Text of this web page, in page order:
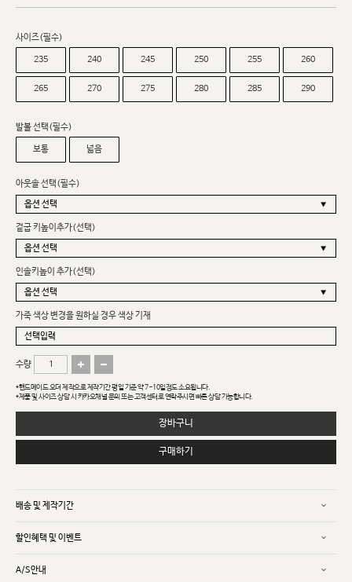
사이즈(필수)
235 240 245 250 255 260
265 270 275 280 285 290
발볼 선택(필수)
보통 넓음
아웃솔 선택(필수)
겉굽 키높이추가(선택)
인솔키높이 추가(선택)
가죽 색상 변경을 원하실 경우 색상 기재
수량
*핸드메이드 오더 제작으로 제작기간 평일 기준 약 7~10일정도 소요됩니다.
*제품 및 사이즈 상담 시 카카오채널 문의 또는 고객센터로 연락주시면 빠른 상담 가능합니다.
장바구니
구매하기
배송 및 제작기간
할인혜택 및 이벤트
A/S안내